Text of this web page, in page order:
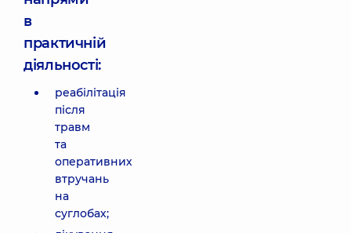
в
практичній
діяльності:
реабілітація
після
травм
та
оперативних
втручань
на
суглобах;